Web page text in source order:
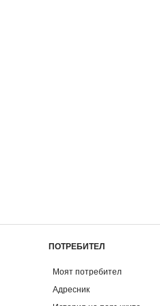
ПОТРЕБИТЕЛ
Моят потребител
Адресник